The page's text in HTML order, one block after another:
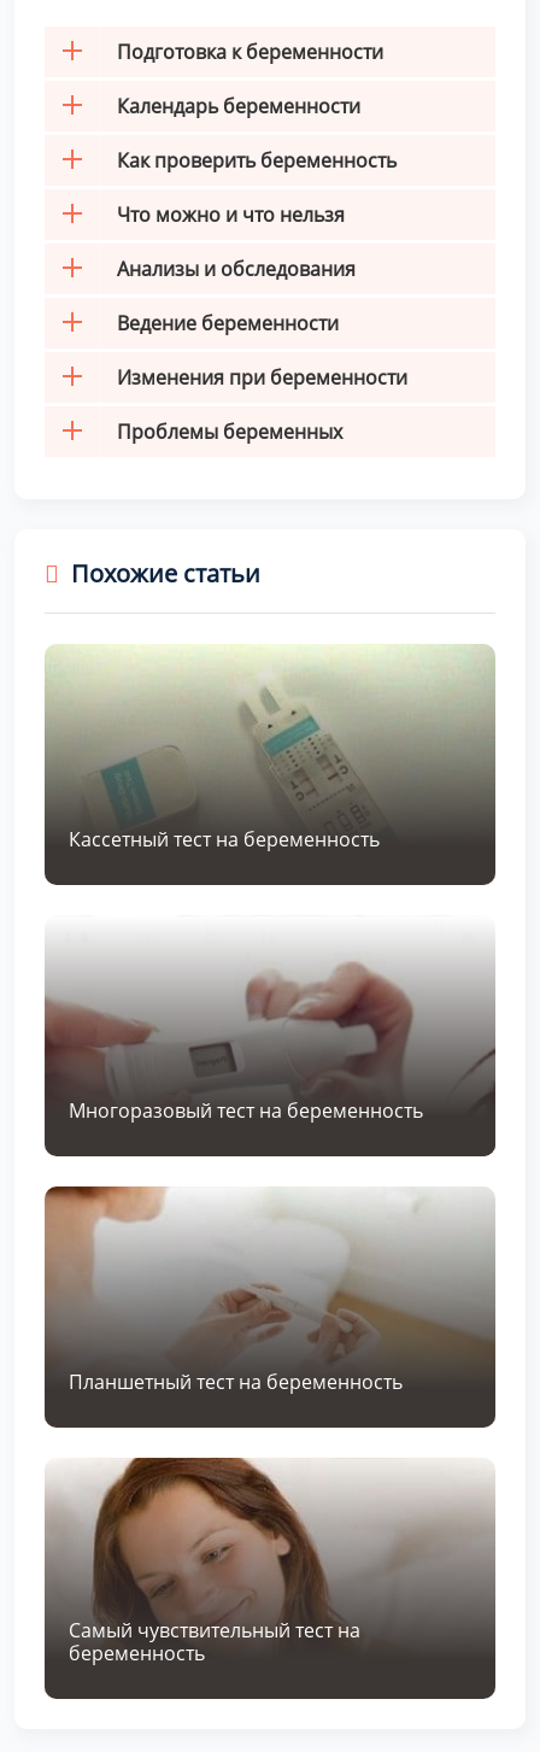
Подготовка к беременности
Календарь беременности
Как проверить беременность
Что можно и что нельзя
Анализы и обследования
Ведение беременности
Изменения при беременности
Проблемы беременных
Похожие статьи
Кассетный тест на беременность
Многоразовый тест на беременность
Планшетный тест на беременность
Самый чувствительный тест на
беременность